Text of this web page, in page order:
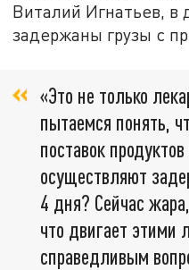
Виталий Игнатьев,
задержаны грузы с
«Это не только
пытаемся понять,
поставок
осуществляют
4 дня? Сейчас
что двигает этими
справедливым